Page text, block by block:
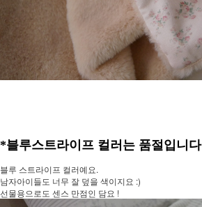
*블루스트라이프 컬러는 품절입니다
블루 스트라이프 컬러예요.
남자아이들도 너무 잘 덮을 색이지요 :)
선물용으로도 센스 만점인 담요 !